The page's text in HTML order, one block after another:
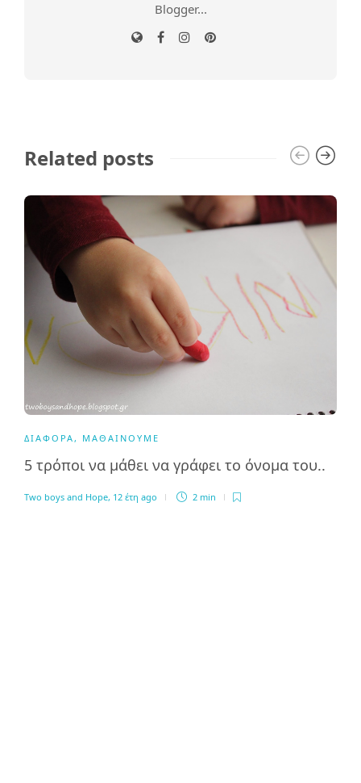
Blogger...
Related posts
ΔΙΆΦΟΡΑ , ΜΑΘΑΊΝΟΥΜΕ
5 τρόποι να μάθει να γράφει το όνομα του..
Two boys and Hope, 12 έτη ago 2 min